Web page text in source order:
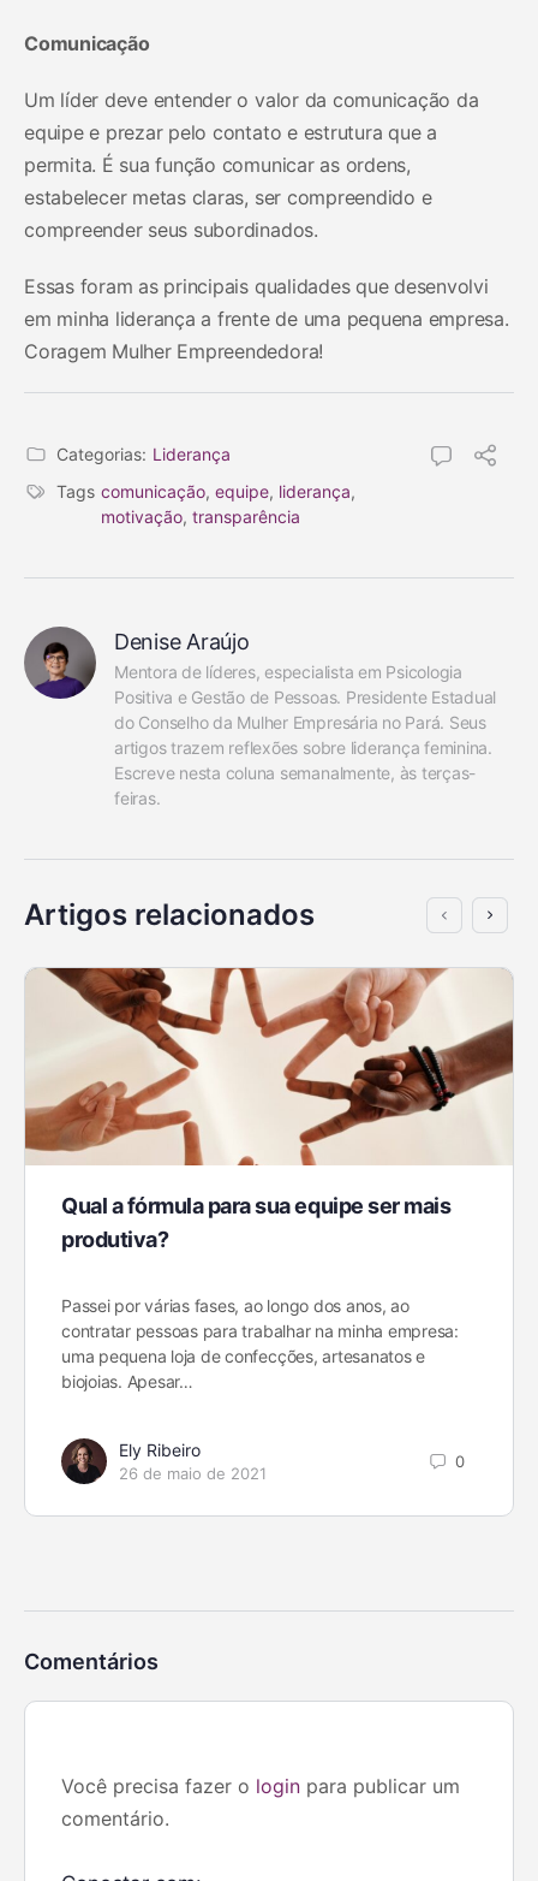
Comunicação
Um líder deve entender o valor da comunicação da
equipe e prezar pelo contato e estrutura que a
permita. É sua função comunicar as ordens,
estabelecer metas claras, ser compreendido e
compreender seus subordinados.
Essas foram as principais qualidades que desenvolvi
em minha liderança a frente de uma pequena empresa.
Coragem Mulher Empreendedora!
Categorias: Liderança
Tags comunicação, equipe, liderança,
motivação, transparência
Denise Araújo
Mentora de líderes, especialista em Psicologia
Positiva e Gestão de Pessoas. Presidente Estadual
do Conselho da Mulher Empresária no Pará. Seus
artigos trazem reflexões sobre liderança feminina.
Escreve nesta coluna semanalmente, às terças-
feiras.
Artigos relacionados
Qual a fórmula para sua equipe ser mais
produtiva?
Passei por várias fases, ao longo dos anos, ao
contratar pessoas para trabalhar na minha empresa:
uma pequena loja de confecções, artesanatos e
biojoias. Apesar…
Ely Ribeiro
26 de maio de 2021
0
Comentários
Você precisa fazer o login para publicar um
comentário.